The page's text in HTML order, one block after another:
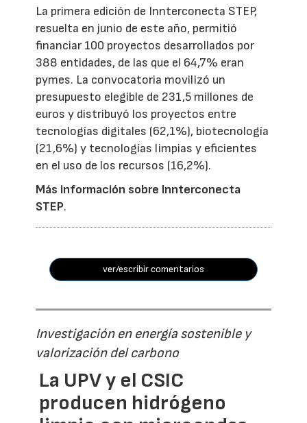
La primera edición de Innterconecta STEP,
resuelta en junio de este año, permitió
financiar 100 proyectos desarrollados por
388 entidades, de las que el 64,7% eran
pymes. La convocatoria movilizó un
presupuesto elegible de 231,5 millones de
euros y distribuyó los proyectos entre
tecnologías digitales (62,1%), biotecnología
(21,6%) y tecnologías limpias y eficientes
en el uso de los recursos (16,2%).
Más información sobre Innterconecta
STEP.
ver/escribir comentarios
Investigación en energía sostenible y
valorización del carbono
La UPV y el CSIC
producen hidrógeno